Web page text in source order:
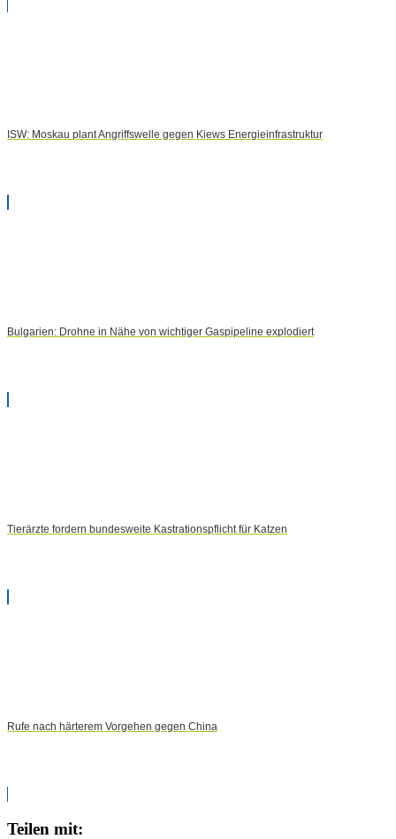
ISW: Moskau plant Angriffswelle gegen Kiews Energieinfrastruktur
Bulgarien: Drohne in Nähe von wichtiger Gaspipeline explodiert
Tierärzte fordern bundesweite Kastrationspflicht für Katzen
Rufe nach härterem Vorgehen gegen China
Teilen mit: